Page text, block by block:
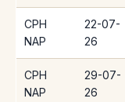
CPH
NAP
22-07-
26
CPH
NAP
29-07-
26